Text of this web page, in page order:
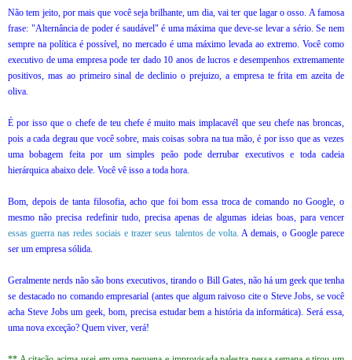
Não tem jeito, por mais que você seja brilhante, um dia, vai ter que lagar o osso. A famosa
frase: "Alternância de poder é saudável" é uma máxima que deve-se levar a sério. Se nem
sempre na política é possível, no mercado é uma máximo levada ao extremo. Você como
executivo de uma empresa pode ter dado 10 anos de lucros e desempenhos extremamente
positivos, mas ao primeiro sinal de declinio o prejuizo, a empresa te frita em azeita de
oliva.
É por isso que o chefe de teu chefe é muito mais implacavél que seu chefe nas broncas,
pois a cada degrau que você sobre, mais coisas sobra na tua mão, é por isso que as vezes
uma bobagem feita por um simples peão pode derrubar executivos e toda cadeia
hierárquica abaixo dele. Você vê isso a toda hora.
Bom, depois de tanta filosofia, acho que foi bom essa troca de comando no Google, o
mesmo não precisa redefinir tudo, precisa apenas de algumas ideias boas, para vencer
essas guerra nas redes sociais e trazer seus talentos de volta. A demais, o Google parece
ser um empresa sólida.
Geralmente nerds não são bons executivos, tirando o Bill Gates, não há um geek que tenha
se destacado no comando empresarial (antes que algum raivoso cite o Steve Jobs, se você
acha Steve Jobs um geek, bom, precisa estudar bem a história da informática). Será essa,
uma nova exceção? Quem viver, verá!